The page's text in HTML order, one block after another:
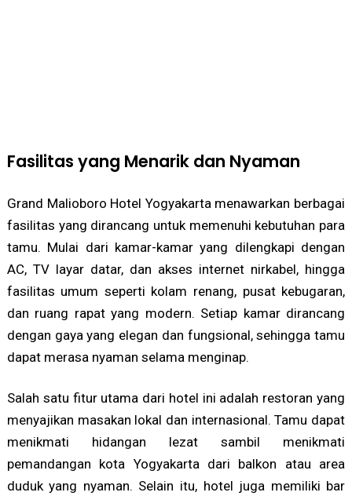
Fasilitas yang Menarik dan Nyaman
Grand Malioboro Hotel Yogyakarta menawarkan berbagai
fasilitas yang dirancang untuk memenuhi kebutuhan para
tamu. Mulai dari kamar-kamar yang dilengkapi dengan
AC, TV layar datar, dan akses internet nirkabel, hingga
fasilitas umum seperti kolam renang, pusat kebugaran,
dan ruang rapat yang modern. Setiap kamar dirancang
dengan gaya yang elegan dan fungsional, sehingga tamu
dapat merasa nyaman selama menginap.
Salah satu fitur utama dari hotel ini adalah restoran yang
menyajikan masakan lokal dan internasional. Tamu dapat
menikmati hidangan lezat sambil menikmati
pemandangan kota Yogyakarta dari balkon atau area
duduk yang nyaman. Selain itu, hotel juga memiliki bar